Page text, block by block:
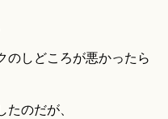
のしどころが悪かったら
のだが、